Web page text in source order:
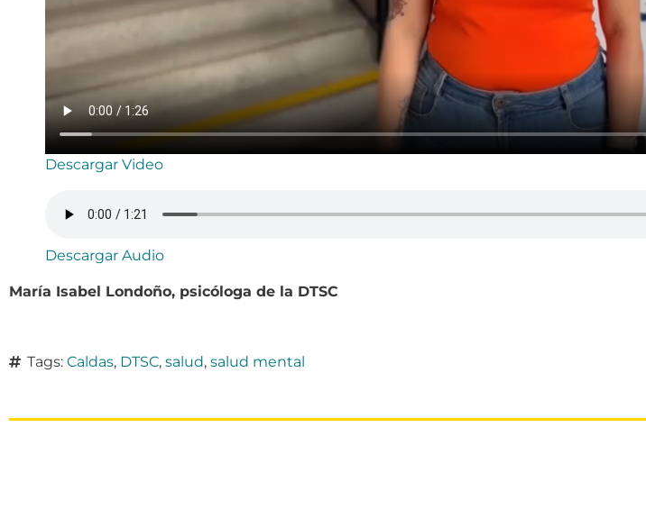
Descargar Video
Descargar Audio
María Isabel Londoño, psicóloga de la DTSC
Tags: Caldas, DTSC, salud, salud mental